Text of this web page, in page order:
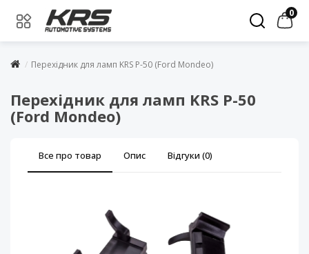
0
Перехідник для ламп KRS P-50 (Ford Mondeo)
Перехідник для ламп KRS P-50
(Ford Mondeo)
Все про товар Опис Відгуки (0)